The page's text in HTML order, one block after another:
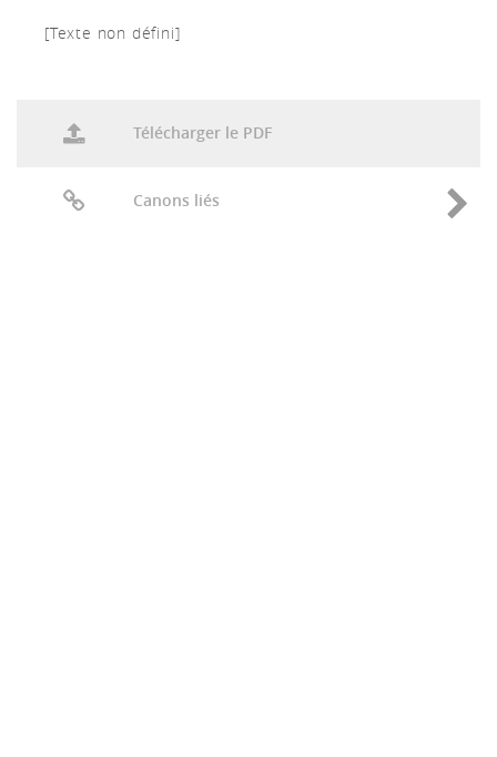
[Texte non défini]
Télécharger le PDF
Canons liés